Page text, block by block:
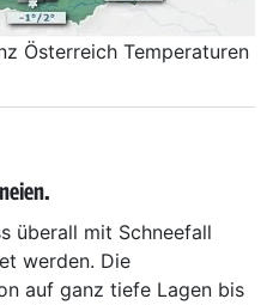
Österreich Temperaturen
überall mit Schneefall
werden. Die
auf ganz tiefe ­Lagen bis